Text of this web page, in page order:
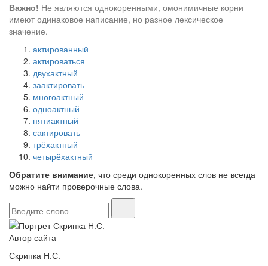
Важно! Не являются однокоренными, омонимичные корни
имеют одинаковое написание, но разное лексическое
значение.
актированный
актироваться
двухактный
заактировать
многоактный
одноактный
пятиактный
сактировать
трёхактный
четырёхактный
Обратите внимание, что среди однокоренных слов не всегда
можно найти проверочные слова.
Автор сайта
Скрипка Н.С.